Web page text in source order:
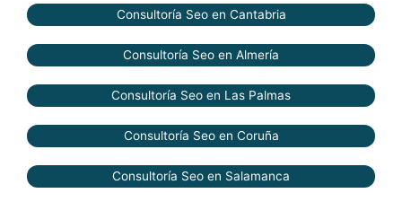
Consultoría Seo en Cantabria
Consultoría Seo en Almería
Consultoría Seo en Las Palmas
Consultoría Seo en Coruña
Consultoría Seo en Salamanca